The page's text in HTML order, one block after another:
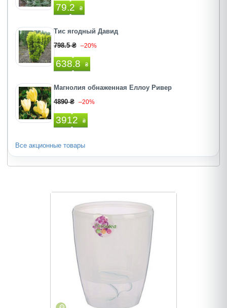
79.2 ₴
Тис ягодный Давид
798.5 ₴ –20%
638.8 ₴
Магнолия обнаженная Еллоу Ривер
4890 ₴ –20%
3912 ₴
Все акционные товары